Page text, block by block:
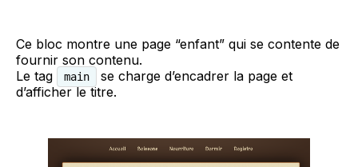
Ce bloc montre une page “enfant” qui se contente de
fournir son contenu.
Le tag
main
se charge d’encadrer la page et
d’afficher le titre.